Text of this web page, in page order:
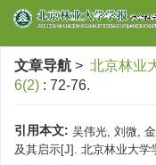
文章导航 > 北京林业
6(2) : 72-76.
引用本文: 吴伟光, 刘微,
及其启示[J]. 北京林业大学